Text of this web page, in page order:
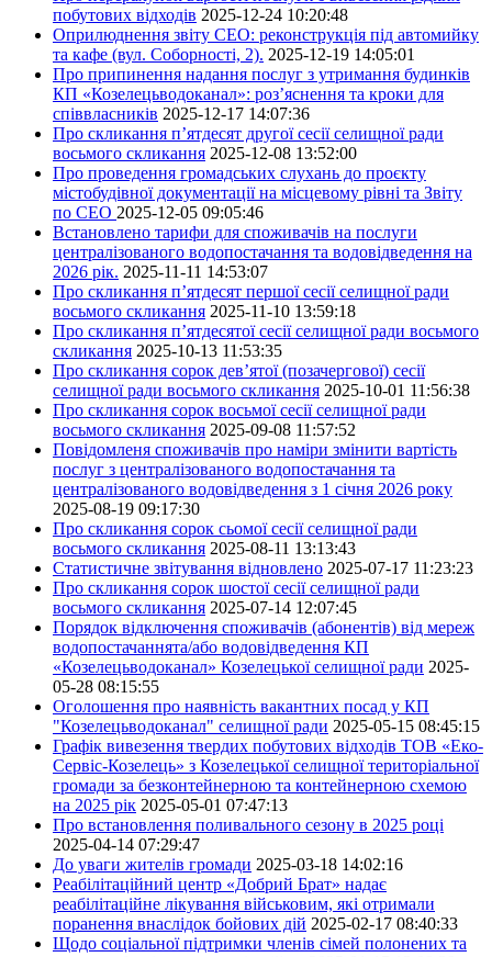
побутових відходів 2025-12-24 10:20:48
Оприлюднення звіту СЕО: реконструкція під автомийку
та кафе (вул. Соборності, 2). 2025-12-19 14:05:01
Про припинення надання послуг з утримання будинків
КП «Козелецьводоканал»: роз’яснення та кроки для
співвласників 2025-12-17 14:07:36
Про скликання п’ятдесят другої сесії селищної ради
восьмого скликання 2025-12-08 13:52:00
Про проведення громадських слухань до проєкту
містобудівної документації на місцевому рівні та Звіту
по СЕО 2025-12-05 09:05:46
Встановлено тарифи для споживачів на послуги
централізованого водопостачання та водовідведення на
2026 рік. 2025-11-11 14:53:07
Про скликання п’ятдесят першої сесії селищної ради
восьмого скликання 2025-11-10 13:59:18
Про скликання п’ятдесятої сесії селищної ради восьмого
скликання 2025-10-13 11:53:35
Про скликання сорок дев’ятої (позачергової) сесії
селищної ради восьмого скликання 2025-10-01 11:56:38
Про скликання сорок восьмої сесії селищної ради
восьмого скликання 2025-09-08 11:57:52
Повідомленя споживачів про наміри змінити вартість
послуг з централізованого водопостачання та
централізованого водовідведення з 1 січня 2026 року
2025-08-19 09:17:30
Про скликання сорок сьомої сесії селищної ради
восьмого скликання 2025-08-11 13:13:43
Статистичне звітування відновлено 2025-07-17 11:23:23
Про скликання сорок шостої сесії селищної ради
восьмого скликання 2025-07-14 12:07:45
Порядок відключення споживачів (абонентів) від мереж
водопостачаннята/або водовідведення КП
«Козелецьводоканал» Козелецької селищної ради 2025-
05-28 08:15:55
Оголошення про наявність вакантних посад у КП
"Козелецьводоканал" селищної ради 2025-05-15 08:45:15
Графік вивезення твердих побутових відходів ТОВ «Еко-
Сервіс-Козелець» з Козелецької селищної територіальної
громади за безконтейнерною та контейнерною схемою
на 2025 рік 2025-05-01 07:47:13
Про встановлення поливального сезону в 2025 році
2025-04-14 07:29:47
До уваги жителів громади 2025-03-18 14:02:16
Реабілітаційний центр «Добрий Брат» надає
реабілітаційне лікування військовим, які отримали
поранення внаслідок бойових дій 2025-02-17 08:40:33
Щодо соціальної підтримки членів сімей полонених та